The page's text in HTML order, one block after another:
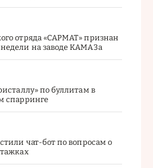
отряда «САРМАТ» признан
на заводе КАМАЗа
по буллитам в
спарринге
чат-бот по вопросам о